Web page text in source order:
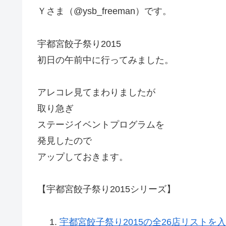
Ｙさま（@ysb_freeman）です。
宇都宮餃子祭り2015
初日の午前中に行ってみました。
アレコレ見てまわりましたが
取り急ぎ
ステージイベントプログラムを
発見したので
アップしておきます。
【宇都宮餃子祭り2015シリーズ】
宇都宮餃子祭り2015の全26店リストを